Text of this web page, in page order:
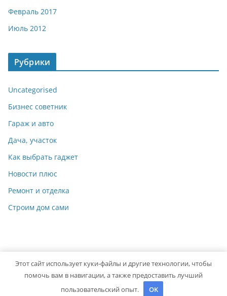
Февраль 2017
Июль 2012
Рубрики
Uncategorised
Бизнес советник
Гараж и авто
Дача, участок
Как выбрать гаджет
Новости плюс
Ремонт и отделка
Строим дом сами
Copyright © 2026 Мастер на Все Руки. Powered byColorMag
Этот сайт использует куки-файлы и другие технологии, чтобы
помочь вам в навигации, а также предоставить лучший
пользовательский опыт.
OK